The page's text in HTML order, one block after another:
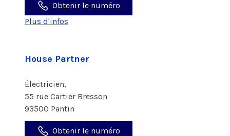
Obtenir le numéro
Plus d'infos
House Partner
Électricien,
55 rue Cartier Bresson
93500 Pantin
Obtenir le numéro